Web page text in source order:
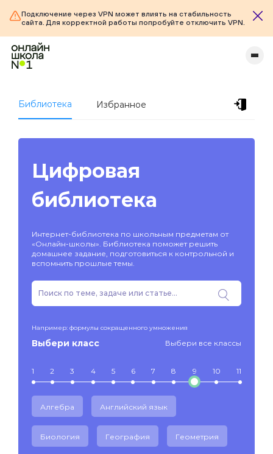
Подключение через VPN может влиять на стабильность
сайта. Для корректной работы попробуйте отключить VPN.
Библиотека Избранное
Цифровая
библиотека
Интернет-библиотека по школьным предметам от
«Онлайн-школы». Библиотека поможет решить
домашнее задание, подготовиться к контрольной и
вспомнить прошлые темы.
Например: формулы сокращенного умножения
Выбери класс Выбери все классы
1 2 3 4 5 6 7 8 9 10 11
Алгебра Английский язык
Биология География Геометрия